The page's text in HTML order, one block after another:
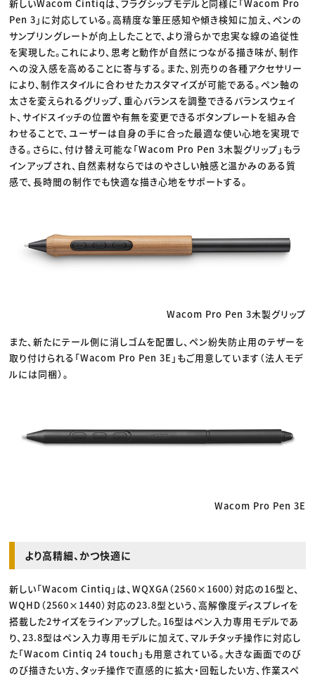
新しいWacom Cintiqは、フラグシップモデルと同様に「Wacom Pro
Pen 3」に対応している。高精度な筆圧感知や傾き検知に加え、ペンの
サンプリングレートが向上したことで、より滑らかで忠実な線の追従性
を実現した。これにより、思考と動作が自然につながる描き味が、制作
への没入感を高めることに寄与する。また、別売りの各種アクセサリー
により、制作スタイルに合わせたカスタマイズが可能である。ペン軸の
太さを変えられるグリップ、重心バランスを調整できるバランスウェイ
ト、サイドスイッチの位置や有無を変更できるボタンプレートを組み合
わせることで、ユーザーは自身の手に合った最適な使い心地を実現で
きる。さらに、付け替え可能な「Wacom Pro Pen 3木製グリップ」もラ
インアップされ、自然素材ならではのやさしい触感と温かみのある質
感で、長時間の制作でも快適な描き心地をサポートする。
Wacom Pro Pen 3木製グリップ
また、新たにテール側に消しゴムを配置し、ペン紛失防止用のテザーを
取り付けられる「Wacom Pro Pen 3E」もご用意しています（法人モデ
ルには同梱）。
Wacom Pro Pen 3E
より高精細、かつ快適に
新しい「Wacom Cintiq」は、WQXGA（2560×1600）対応の16型と、
WQHD（2560×1440）対応の23.8型という、高解像度ディスプレイを
搭載した2サイズをラインアップした。16型はペン入力専用モデルであ
り、23.8型はペン入力専用モデルに加えて、マルチタッチ操作に対応し
た「Wacom Cintiq 24 touch」も用意されている。大きな画面でのび
のび描きたい方、タッチ操作で直感的に拡大・回転したい方、作業スペ